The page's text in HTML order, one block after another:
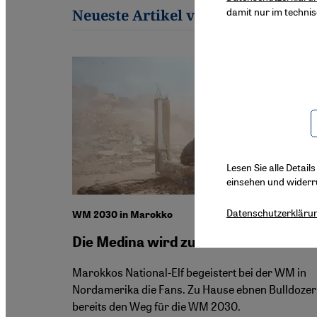
Neueste Artikel von Younes
WM 2030 in Marokko
Die Medina wird zur Fanmeile
Marokkos National-Elf begeistert bei der WM in
Nordamerika die Fans. Zu Hause ebnen Bulldozer
bereits den Weg für die WM 2030.
damit nur im
Lesen Sie alle
einsehen und